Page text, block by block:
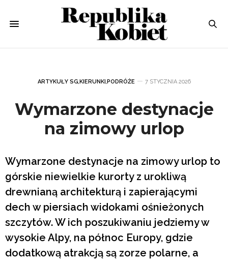
ARTYKUŁY SG,KIERUNKI,PODRÓŻE 7 STYCZNIA 2026
Wymarzone destynacje
na zimowy urlop
Wymarzone destynacje na zimowy urlop to
górskie niewielkie kurorty z urokliwą
drewnianą architekturą i zapierającymi
dech w piersiach widokami ośnieżonych
szczytów. W ich poszukiwaniu jedziemy w
wysokie Alpy, na północ Europy, gdzie
dodatkową atrakcją są zorze polarne, a